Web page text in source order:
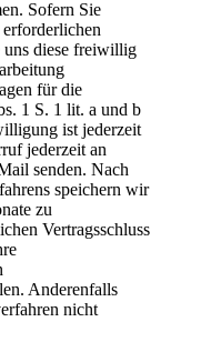
Sofern Sie
uns diese freiwillig
für die
1 S. 1 lit. a und b
ist jederzeit
jederzeit an
senden. Nach
speichern wir
zu
Vertragsschluss
Anderenfalls
nicht